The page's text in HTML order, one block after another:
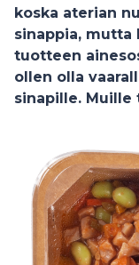
koska aterian
sinappia, mutta
tuotteen
ollen olla
sinapille.